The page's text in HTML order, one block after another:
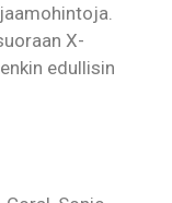
X-
edullisin